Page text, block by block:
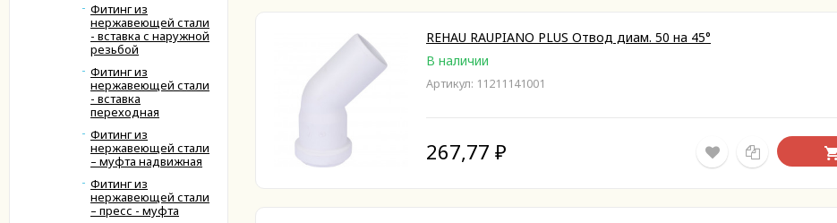
Фитинг из
нержавеющей стали
- вставка с наружной
резьбой
Фитинг из
нержавеющей стали
- вставка
переходная
Фитинг из
нержавеющей стали
– муфта надвижная
Фитинг из
нержавеющей стали
– пресс - муфта
REHAU RAUPIANO PLUS Отвод диам. 50 на 45°
В наличии
Артикул: 11211141001
267,77 ₽